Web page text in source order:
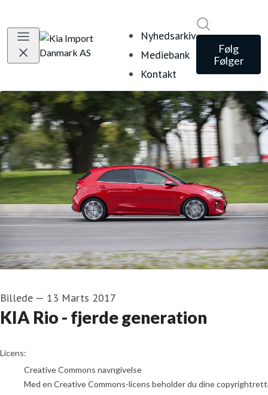
Nyhedsarkiv
Mediebank
Kontakt
Følg
Følger
Billede — 13 Marts 2017
KIA Rio - fjerde generation
go to media item
Licens:
Creative Commons navngivelse
Med en Creative Commons-licens beholder du dine